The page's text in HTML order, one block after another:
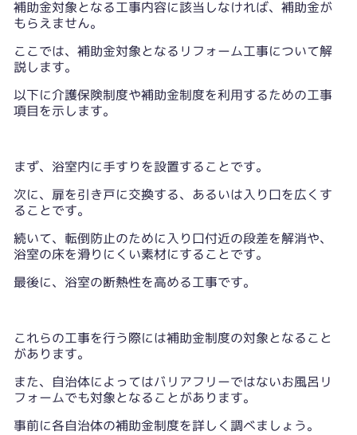
補助金対象となる工事内容に該当しなければ、補助金が
もらえません。
ここでは、補助金対象となるリフォーム工事について解
説します。
以下に介護保険制度や補助金制度を利用するための工事
項目を示します。
まず、浴室内に手すりを設置することです。
次に、扉を引き戸に交換する、あるいは入り口を広くす
ることです。
続いて、転倒防止のために入り口付近の段差を解消や、
浴室の床を滑りにくい素材にすることです。
最後に、浴室の断熱性を高める工事です。
これらの工事を行う際には補助金制度の対象となること
があります。
また、自治体によってはバリアフリーではないお風呂リ
フォームでも対象となることがあります。
事前に各自治体の補助金制度を詳しく調べましょう。